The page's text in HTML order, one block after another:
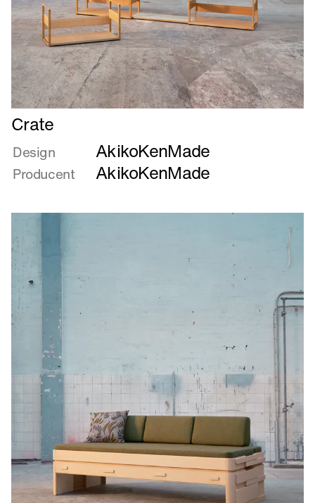
Læs
mere
om
Crate
Crate
Design AkikoKenMade
Producent AkikoKenMade